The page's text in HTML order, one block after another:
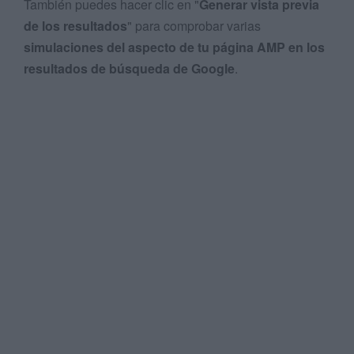
También puedes hacer clic en "Generar vista previa
de los resultados" para comprobar varias
simulaciones del aspecto de tu página AMP en los
resultados de búsqueda de Google.